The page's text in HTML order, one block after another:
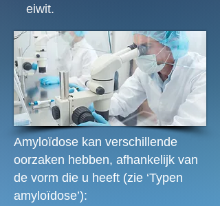
eiwit.
Amyloïdose kan verschillende
oorzaken hebben, afhankelijk van
de vorm die u heeft (zie ‘Typen
amyloïdose’):